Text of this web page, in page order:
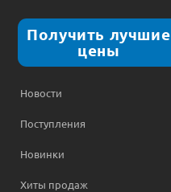
Получить лучшие
цены
Новости
Поступления
Новинки
Хиты продаж